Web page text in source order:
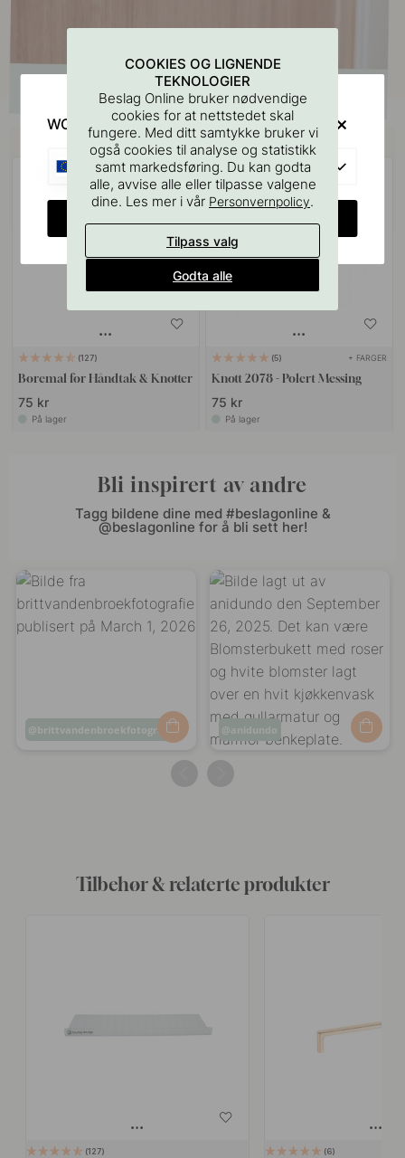
Kjøp sammen med
127
Boremal for Håndtak & Knotter
75 kr
På lager
5 + FARGER
Knott 2078 - Polert Messing
75 kr
På lager
Bli inspirert av andre
Tagg bildene dine med #beslagonline &
@beslagonline for å bli sett her!
Innlegg
brittvandenbroekfotografie
Innlegg
anidundo
Tilbehør & relaterte produkter
127 6
COOKIES OG LIGNENDE
TEKNOLOGIER
Beslag Online bruker nødvendige
cookies for at nettstedet skal
fungere. Med ditt samtykke bruker vi
også cookies til analyse og statistikk
samt markedsføring. Du kan godta
alle, avvise alle eller tilpasse valgene
dine. Les mer i vår Personvernpolicy.
Tilpass valg
Godta alle
WOULD YOU RATHER VISIT?
EU